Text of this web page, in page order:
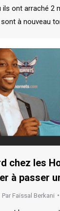
ont arraché 2
à nouveau
chez les
à passer
Par Faïssal Berkani